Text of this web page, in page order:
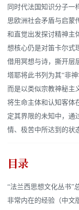
同时代法国知识分子一
思欧洲社会矛盾与启蒙
和直觉出发探讨精神主
想核心仍是对笛卡尔式
借用冥想与诗，撕开层
塔耶将此书列为其“非神
而是以类似宗教神秘主
将生命主体和认知客体
定其界限的未知中，通
情、极苦中所达到的状
目录
“法兰西思想文化
非常内在的经验（